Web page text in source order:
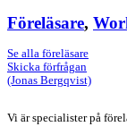
Föreläsare,
Se alla föreläsare
Skicka förfrågan
(Jonas Bergqvist)
Vi är specialister på